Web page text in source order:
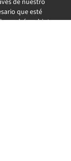
que esté
y podrás subir tus